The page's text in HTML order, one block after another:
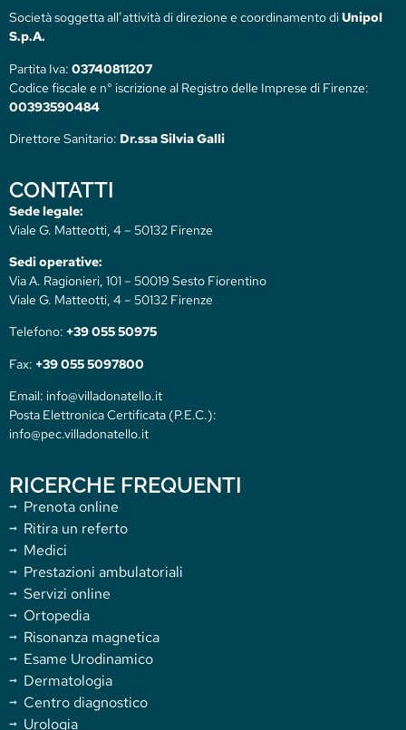
Società soggetta all’attività di direzione e coordinamento diUnipol
S.p.A.
Partita Iva: 03740811207
Codice fiscale e n° iscrizione al Registro delle Imprese di Firenze:
00393590484
Direttore Sanitario: Dr.ssa Silvia Galli
CONTATTI
Sede legale:
Viale G. Matteotti, 4 – 50132 Firenze
Sedi operative:
Via A. Ragionieri, 101 – 50019 Sesto Fiorentino
Viale G. Matteotti, 4 – 50132 Firenze
Telefono: +39 055 50975
Fax: +39 055 5097800
Email: info@villadonatello.it
Posta Elettronica Certificata (P.E.C.):
info@pec.villadonatello.it
RICERCHE FREQUENTI
Prenota online
Ritira un referto
Medici
Prestazioni ambulatoriali
Servizi online
Ortopedia
Risonanza magnetica
Esame Urodinamico
Dermatologia
Centro diagnostico
Urologia